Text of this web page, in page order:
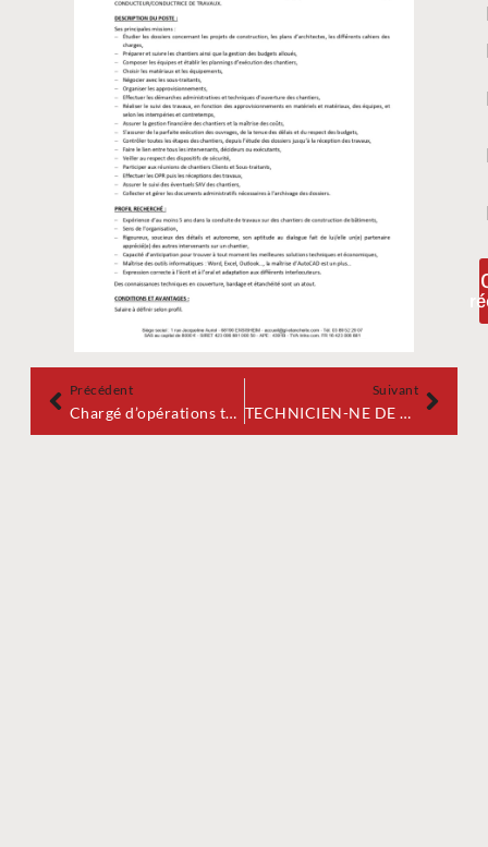
Précédent
Chargé d’opérations travaux et études bâtiment CAC
Suivant
TECHNICIEN-NE DE MAINTENANCE – UTILITES